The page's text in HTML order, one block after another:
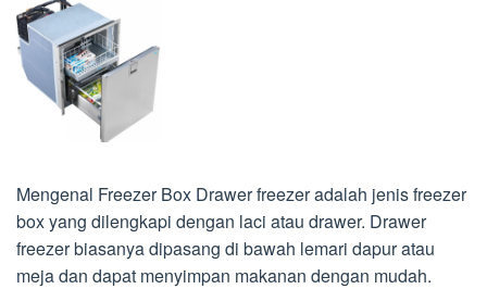
Mengenal Freezer Box Drawer freezer adalah jenis freezer
box yang dilengkapi dengan laci atau drawer. Drawer
freezer biasanya dipasang di bawah lemari dapur atau
meja dan dapat menyimpan makanan dengan mudah.